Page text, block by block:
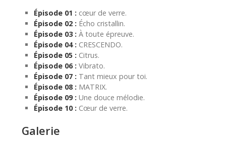
Épisode 01 : cœur de verre.
Épisode 02 : Écho cristallin.
Épisode 03 : À toute épreuve.
Épisode 04 : CRESCENDO.
Épisode 05 : Citrus.
Épisode 06 : Vibrato.
Épisode 07 : Tant mieux pour toi.
Épisode 08 : MATRIX.
Épisode 09 : Une douce mélodie.
Épisode 10 : Cœur de verre.
Galerie